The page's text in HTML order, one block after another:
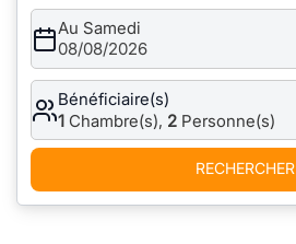
Au Samedi
08/08/2026
Bénéficiaire(s)
1 Chambre(s), 2 Personne(s)
RECHERCHER